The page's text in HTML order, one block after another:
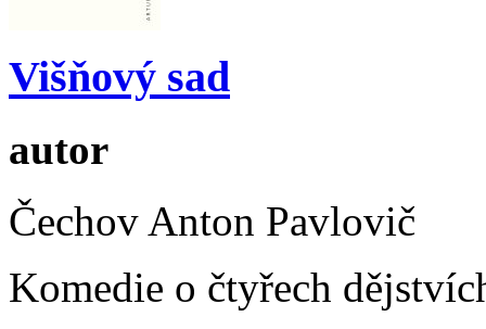
Višňový sad
autor
Čechov Anton Pavlovič
Komedie o čtyřech